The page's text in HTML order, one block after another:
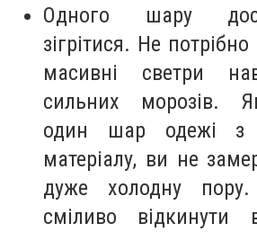
Одного шару
зігрітися. Не
масивні светри
сильних морозів.
один шар одежі з
матеріалу, ви не
дуже холодну
сміливо